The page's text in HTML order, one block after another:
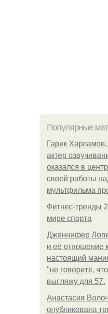
Популярные
Гарик
актер
оказался в
своей работы
мультфильма
Фитнес-тренды
мире спорта
Дженнифер
и её отношение
настоящий
"не говорите,
выгляжу для 57.
Анастасия
опубликовала